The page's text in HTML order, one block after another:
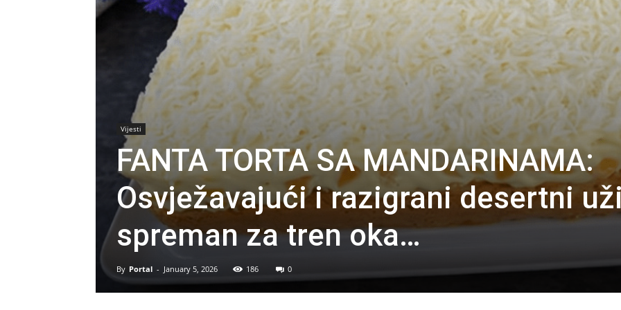
Vijesti
FANTA TORTA SA MANDARINAMA:
Osvježavajući i razigrani desertni
spreman za tren oka…
By Portal - January 5, 2026 186 0